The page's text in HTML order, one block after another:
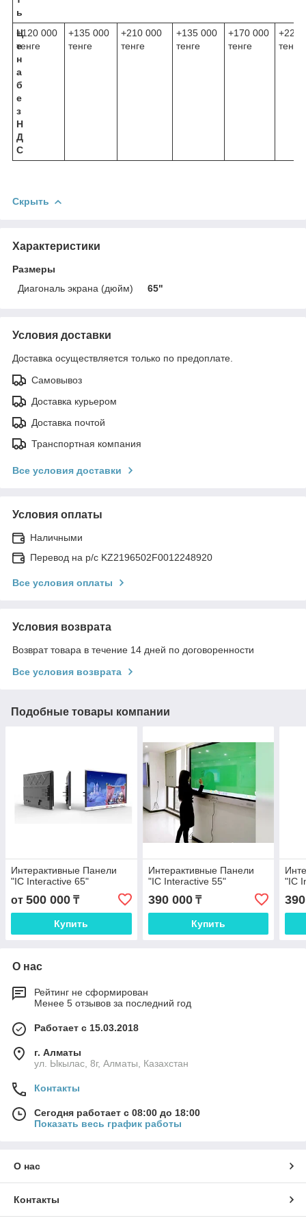
ь
Ц
е
н
а
б
е
з
Н
Д
С
+120 000
тенге
+135 000
тенге
+210 000
тенге
+135 000
тенге
+170 000
тенге
+225
тенге
Скрыть
Характеристики
Размеры
Диагональ экрана (дюйм)
65"
Условия доставки
Доставка осуществляется только по предоплате.
Самовывоз
Доставка курьером
Доставка почтой
Транспортная компания
Все условия доставки
Условия оплаты
Наличными
Перевод на р/с KZ2196502F0012248920
Все условия оплаты
Условия возврата
Возврат товара в течение 14 дней по договоренности
Все условия возврата
Подобные товары компании
Интерактивные Панели
"IC Interactive 65"
от 500 000 ₸
Купить
Интерактивные Панели
"IC Interactive 55"
390 000₸
Купить
"IC
О нас
Рейтинг не сформирован
Менее 5 отзывов за последний год
Работает с 15.03.2018
г. Алматы
ул. Ыкылас, 8г, Алматы, Казахстан
Контакты
Сегодня работает с 08:00 до 18:00
Показать весь график работы
О нас
Контакты